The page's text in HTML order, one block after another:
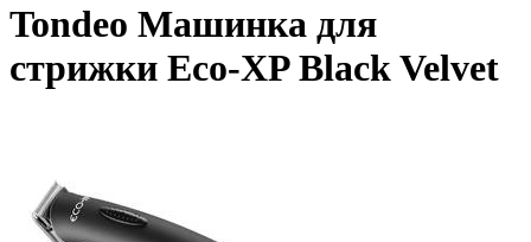
Tondeo Машинка для
стрижки Eco-XP Black Velvet